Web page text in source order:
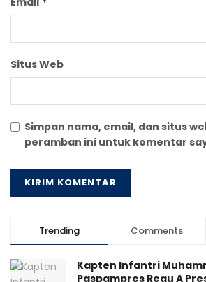
Situs Web
Simpan nama, email, dan situs
peramban ini untuk komentar
Trending Comments
Kapten Infantri
Paspampres Regu A